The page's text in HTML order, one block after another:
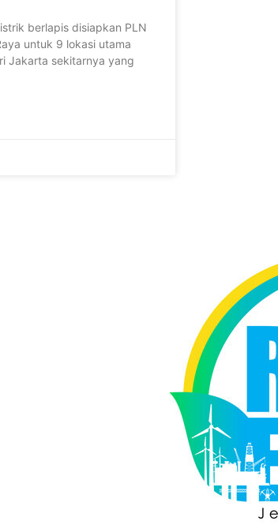
berlapis disiapkan PLN
untuk 9 lokasi utama
Jakarta sekitarnya yang